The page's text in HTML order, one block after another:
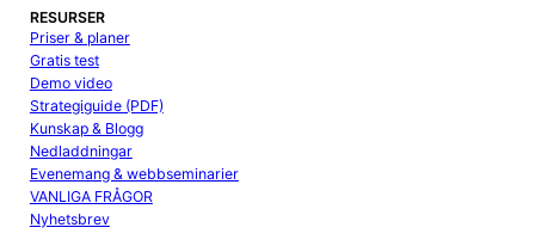
RESURSER
Priser & planer
Gratis test
Demo video
Strategiguide (PDF)
Kunskap & Blogg
Nedladdningar
Evenemang & webbseminarier
VANLIGA FRÅGOR
Nyhetsbrev